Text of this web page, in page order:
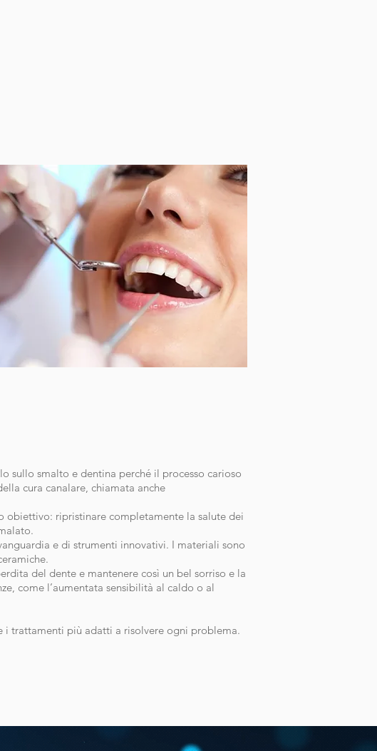
sullo smalto e dentina perché il processo carioso
cura canalare, chiamata anche
obiettivo: ripristinare completamente la salute dei
e di strumenti innovativi. I materiali sono
del dente e mantenere così un bel sorriso e la
come l’aumentata sensibilità al caldo o al
i trattamenti più adatti a risolvere ogni problema.